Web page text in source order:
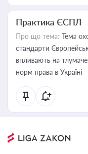
Практика ЄСПЛ
Про що тема: Тема
стандарти
впливають на
норм права в Україні